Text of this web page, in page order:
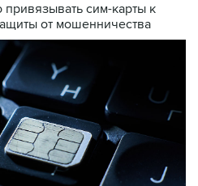
сим-карты к
от мошенничества